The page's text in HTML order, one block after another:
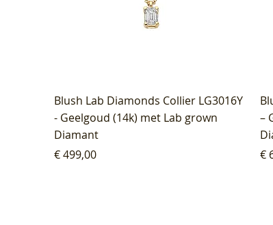
Blush Lab Diamonds Collier LG3016Y
- Geelgoud (14k) met Lab grown
Diamant
Prijs
€ 499,00
–
€